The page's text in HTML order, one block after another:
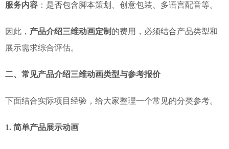
服务内容 ：是否包含脚本策划、创意包装、多语言配音等。
因此， 产品介绍三维动画定制 的费用，必须结合产品类型和
展示需求综合评估。
二、常见产品介绍三维动画类型与参考报价
下面结合实际项目经验，给大家整理一个常见的分类参考。
1. 简单产品展示动画